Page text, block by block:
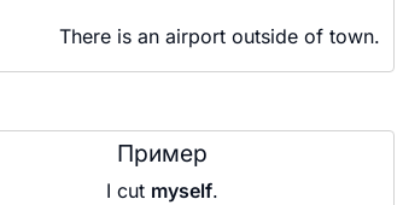
There is an airport outside of town.
Пример
I cut myself.